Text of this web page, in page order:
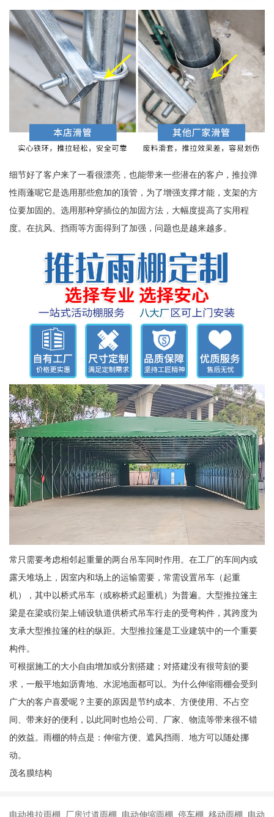
细节好了客户来了一看很漂亮，也能带来一些潜在的客户，推拉弹
性雨蓬呢它是选用那些愈加的顶管，为了增强支撑才能，支架的方
位要加固的。选用那种穿插位的加固方法，大幅度提高了实用程
度。在抗风、挡雨等方面得到了加强，问题也是越来越多。
常只需要考虑相邻起重量的两台吊车同时作用。在工厂的车间内或
露天堆场上，因室内和场上的运输需要，常需设置吊车（起重
机），其中以桥式吊车（或称桥式起重机）为普遍。大型推拉篷主
梁是在梁或衍架上铺设轨道供桥式吊车行走的受弯构件，其跨度为
支承大型推拉篷的柱的纵距。大型推拉篷是工业建筑中的一个重要
构件。
可根据施工的大小自由增加或分割搭建；对搭建没有很苛刻的要
求，一般平地如沥青地、水泥地面都可以。为什么伸缩雨棚会受到
广大的客户喜爱呢？主要的原因是节约成本、方便使用、不占空
间、带来好的便利，以此同时也给公司、厂家、物流等带来很不错
的效益。雨棚的特点是：伸缩方便、遮风挡雨、地方可以随处挪
动。
茂名膜结构
电动推拉雨棚 厂房过道雨棚 电动伸缩雨棚 停车棚 移动雨棚 电动